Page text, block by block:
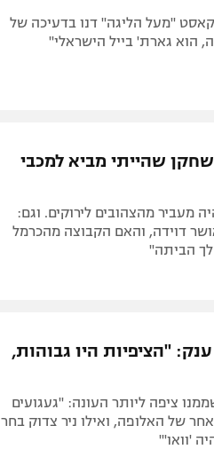
"מעל הליגה" דנו בדעיכה של
הוא גארת' בייל הישראלי"
שהייתי מביא למכבי
מהצהובים לירוקים. וגם:
דוידה, והאם הקבוצה מהכרמל
לך הביתה"
"הציפיות היו גבוהות,
ציפה ליותר העונה: "געגועים
של האלופה, ואילו ניר צדוק בחר
'וואו'"